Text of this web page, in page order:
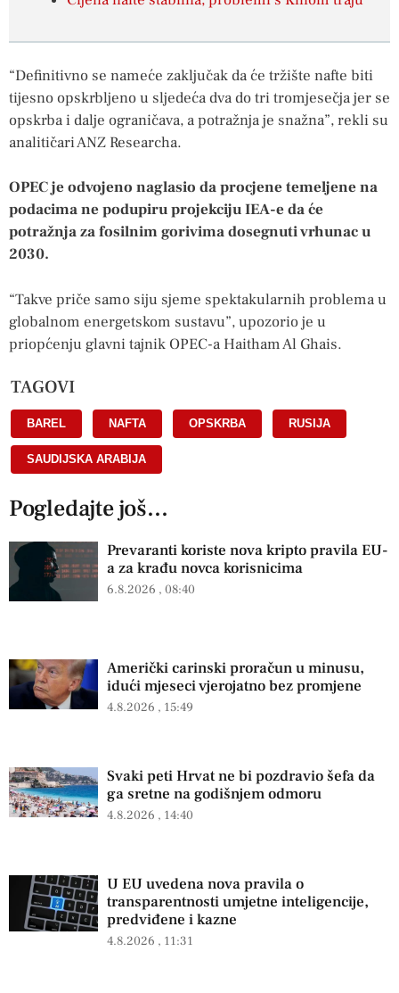
“Definitivno se nameće zaključak da će tržište nafte biti
tijesno opskrbljeno u sljedeća dva do tri tromjesečja jer se
opskrba i dalje ograničava, a potražnja je snažna”, rekli su
analitičari ANZ Researcha.
OPEC je odvojeno naglasio da procjene temeljene na
podacima ne podupiru projekciju IEA-e da će
potražnja za fosilnim gorivima dosegnuti vrhunac u
2030.
“Takve priče samo siju sjeme spektakularnih problema u
globalnom energetskom sustavu”, upozorio je u
priopćenju glavni tajnik OPEC-a Haitham Al Ghais.
TAGOVI
BAREL NAFTA OPSKRBA RUSIJA
SAUDIJSKA ARABIJA
Pogledajte još...
Prevaranti koriste nova kripto pravila EU-
a za krađu novca korisnicima
6.8.2026 08:40
Američki carinski proračun u minusu,
idući mjeseci vjerojatno bez promjene
4.8.2026 15:49
Svaki peti Hrvat ne bi pozdravio šefa da
ga sretne na godišnjem odmoru
4.8.2026 14:40
U EU uvedena nova pravila o
transparentnosti umjetne inteligencije,
predviđene i kazne
4.8.2026 11:31